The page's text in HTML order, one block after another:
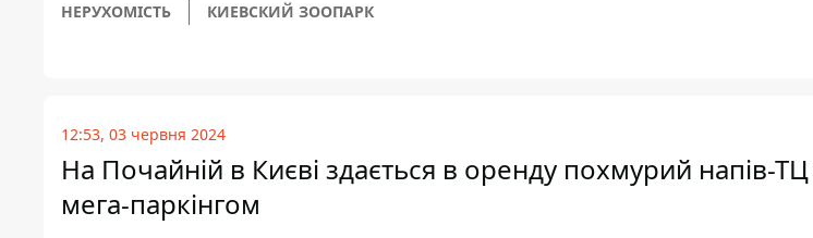
НЕРУХОМІСТЬ КИЕВСКИЙ ЗООПАРК
12:53, 03 червня 2024
На Почайній в Києві здається в оренду похмурий напів-
мега-паркінгом